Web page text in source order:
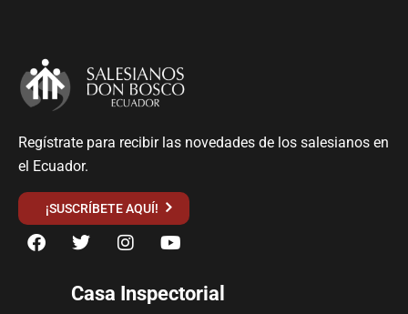
Regístrate para recibir las novedades de los salesianos en
el Ecuador.
¡SUSCRÍBETE AQUÍ!
Casa Inspectorial